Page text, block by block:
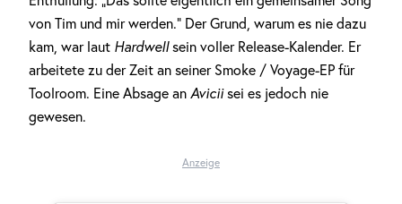
von Tim und mir werden.“ Der Grund, warum es nie dazu
kam, war laut Hardwellsein voller Release-Kalender. Er
arbeitete zu der Zeit an seiner Smoke / Voyage-EP für
Toolroom. Eine Absage an Aviciisei es jedoch nie
gewesen.
Anzeige